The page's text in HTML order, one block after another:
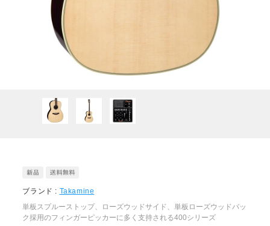
ブランド : Takamine
単板スプルーストップ、ローズウッドサイド、単板ローズウッドバッ
ク採用のフィンガーピッカーに多く支持される400シリーズ